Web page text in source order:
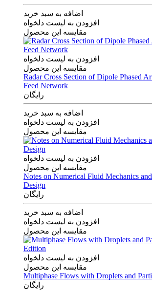
اضافه به سبد خرید
افزودن به لیست دلخواه
مقایسه این محصول
افزودن به لیست دلخواه
مقایسه این محصول
Radar Cross Section of Dipole Phased
Feed Network
رایگان
اضافه به سبد خرید
افزودن به لیست دلخواه
مقایسه این محصول
افزودن به لیست دلخواه
مقایسه این محصول
Notes on Numerical Fluid Mechanics
Design
رایگان
اضافه به سبد خرید
افزودن به لیست دلخواه
مقایسه این محصول
افزودن به لیست دلخواه
مقایسه این محصول
Multiphase Flows with Droplets and
رایگان